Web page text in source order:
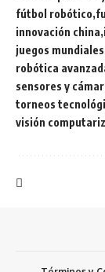
fútbol robótico
innovación china
juegos
robótica
sensores y
torneos
visión